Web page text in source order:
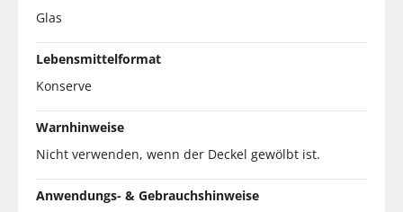
Glas
Lebensmittelformat
Konserve
Warnhinweise
Nicht verwenden, wenn der Deckel gewölbt ist.
Anwendungs- & Gebrauchshinweise